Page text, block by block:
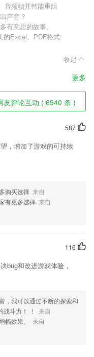
音频帧并智能重组
声音？
有意思的故事。
的Excel、PDF格式
收起
更多
友评论互动 ( 6940 条 )
587
，增加了游戏的可持续
购买选择 来自
有更多选择 来自
116
bug和改进游戏体验，
，我可以通过不断的探索和
斗力！ ！
来自
幅效果。
来自